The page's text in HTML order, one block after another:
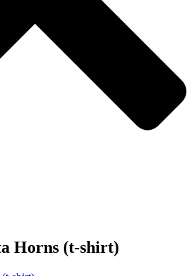
Horns (t-shirt)